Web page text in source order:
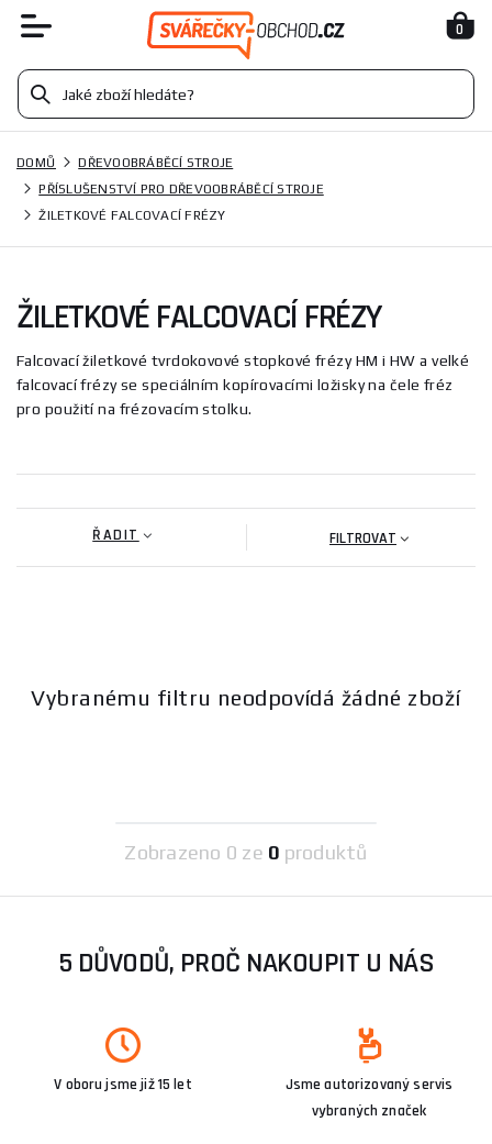
0
DOMŮ
DŘEVOOBRÁBĚCÍ STROJE
PŘÍSLUŠENSTVÍ PRO DŘEVOOBRÁBĚCÍ STROJE
ŽILETKOVÉ FALCOVACÍ FRÉZY
ŽILETKOVÉ FALCOVACÍ FRÉZY
Falcovací žiletkové tvrdokovové stopkové frézy HM i HW a velké
falcovací frézy se speciálním kopírovacími ložisky na čele fréz
pro použití na frézovacím stolku.
ŘADIT FILTROVAT
Vybranému filtru neodpovídá žádné zboží
Zobrazeno 0 ze 0 produktů
5 DŮVODŮ, PROČ NAKOUPIT U NÁS
V oboru jsme již 15 let
Jsme autorizovaný servis
vybraných značek